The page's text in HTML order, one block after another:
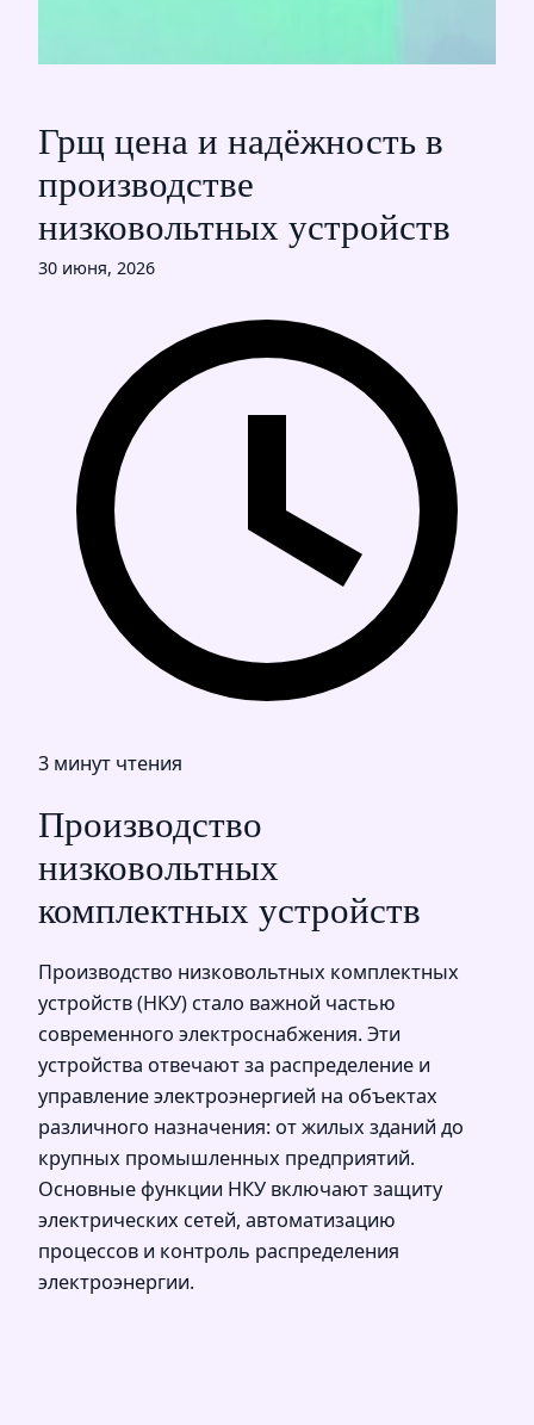
Грщ цена и надёжность в
производстве
низковольтных устройств
30 июня, 2026
3 минут чтения
Производство
низковольтных
комплектных устройств
Производство низковольтных комплектных
устройств (НКУ) стало важной частью
современного электроснабжения. Эти
устройства отвечают за распределение и
управление электроэнергией на объектах
различного назначения: от жилых зданий до
крупных промышленных предприятий.
Основные функции НКУ включают защиту
электрических сетей, автоматизацию
процессов и контроль распределения
электроэнергии.